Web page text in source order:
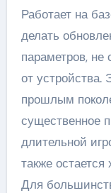
Работает на
делать
параметров, не
от устройства.
прошлым
существенное
длительной
также
Для